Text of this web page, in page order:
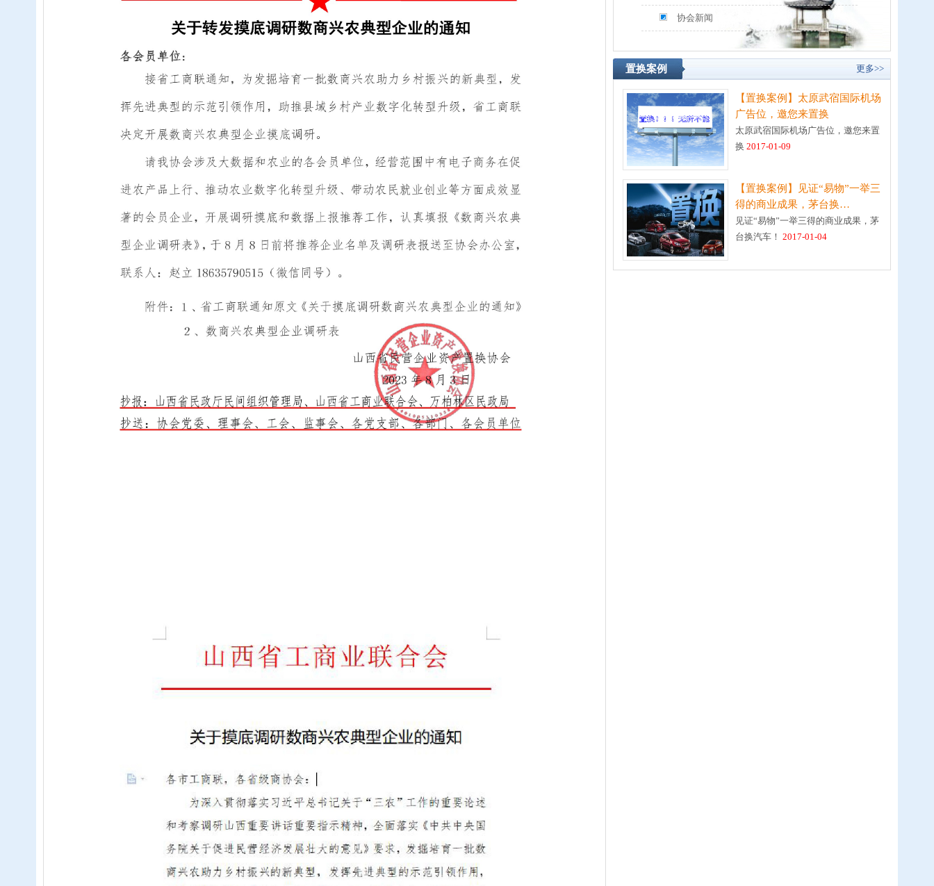
协会新闻
置换案例 更多>>
【置换案例】太原武宿国际机场
广告位，邀您来置换
太原武宿国际机场广告位，邀您来置
换 2017-01-09
【置换案例】见证“易物”一举三
得的商业成果，茅台换…
见证“易物”一举三得的商业成果，茅
台换汽车！ 2017-01-04